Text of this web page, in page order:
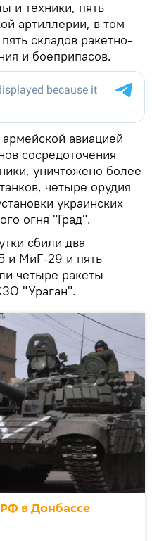
и техники, пять
артиллерии, в том
складов ракетно-
и боеприпасов.
авиацией
сосредоточения
уничтожено более
четыре орудия
украинских
огня "Град".
сбили два
и МиГ-29 и пять
четыре ракеты
"Ураган".
в Донбассе